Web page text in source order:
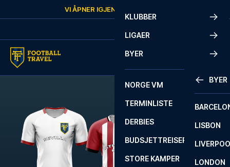
VI ÅPNER IGJEN
KLUBBER
LIGAER
BYER
BYER
LISBON
LONDON
NORGE VM
TERMINLISTE
DERBIES
BUDSJETTREISER
STORE KAMPER